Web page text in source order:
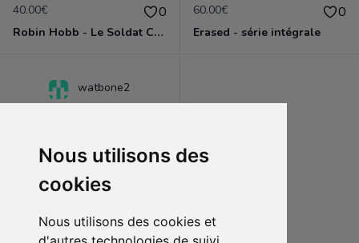
Nous utilisons des
cookies
Nous utilisons des cookies et
40.00€ 0
Robin Hobb - Le Soldat Chamane - intégrale
60.00€ 0
Erased - série intégrale
watbone2